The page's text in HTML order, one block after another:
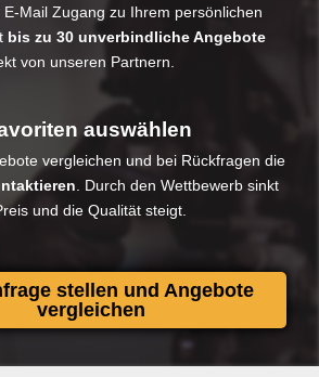
Mail Zugang zu Ihrem persönlichen
bis zu 30 unverbindliche Angebote
von unseren Partnern.
auswählen
vergleichen und bei Rückfragen die
. Durch den Wettbewerb sinkt
und die Qualität steigt.​
stellen und Angebote
vergleichen